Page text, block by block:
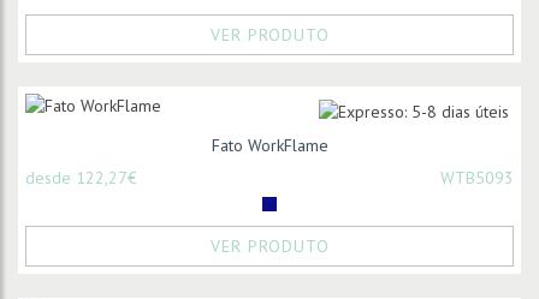
VER PRODUTO
Fato WorkFlame
desde 122,27€
WTB5093
VER PRODUTO